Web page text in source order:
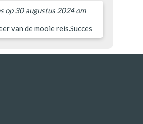
op 30 augustus 2024 om
van de mooie reis.Succes